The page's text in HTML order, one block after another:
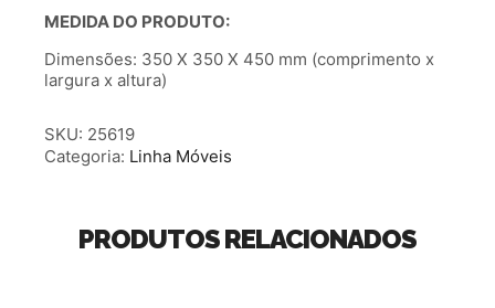
MEDIDA DO PRODUTO:
Dimensões: 350 X 350 X 450 mm (comprimento x
largura x altura)
SKU: 25619
Categoria: Linha Móveis
PRODUTOS RELACIONADOS